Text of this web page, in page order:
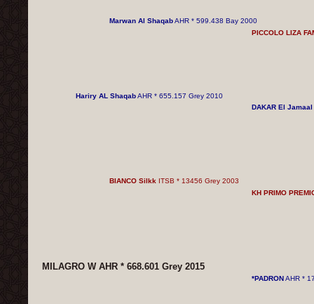
Marwan Al ShaqabAHR * 599.438 Bay 2000
PICCOLO LIZA
Hariry AL ShaqabAHR * 655.157 Grey 2010
DAKAR El Jamaal
BIANCO SilkkITSB * 13456 Grey 2003
KH PRIMO
MILAGRO W AHR * 668.601 Grey 2015
*PADRONAHR *